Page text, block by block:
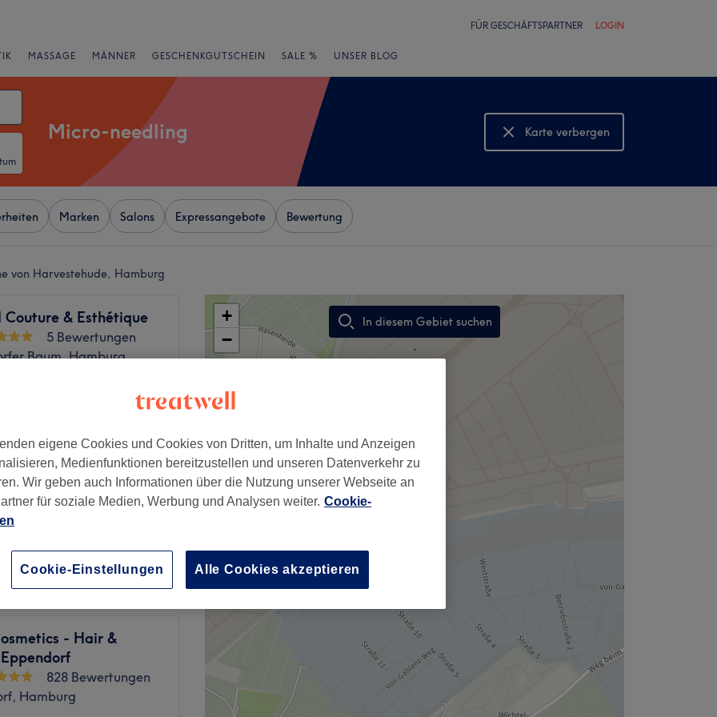
FÜR GESCHÄFTSPARTNER LOGIN
MASSAGE MÄNNER GESCHENKGUTSCHEIN SALE % UNSER BLOG
Micro-needling
Karte verbergen
Karte anzeigen
Marken Salons Expressangebote Bewertung
von Harvestehude, Hamburg
Couture & Esthétique
5 Bewertungen
Baum, Hamburg
Needling
149 €
Needling
- Hair &
828 Bewertungen
Hamburg
+
−
In diesem Gebiet suchen
,
eigene Cookies und Cookies von Dritten, um Inhalte und Anzeigen
Medienfunktionen bereitzustellen und unseren Datenverkehr zu
Wir geben auch Informationen über die Nutzung unserer Webseite an
für soziale Medien, Werbung und Analysen weiter. Cookie-
Cookie-Einstellungen Alle Cookies akzeptieren